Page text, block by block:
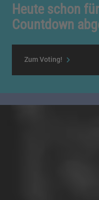
Heute schon
Countdown
Zum Voting!